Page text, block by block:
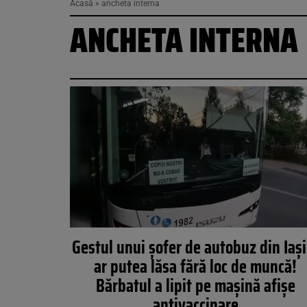
Acasă » ancheta interna
ANCHETA INTERNA
Gestul unui șofer de autobuz din
ar putea lăsa fără loc de muncă!
Bărbatul a lipit pe maşină afișe